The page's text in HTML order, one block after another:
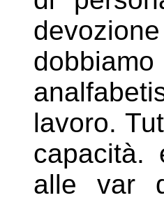
lavoro.
capacità.
allevar